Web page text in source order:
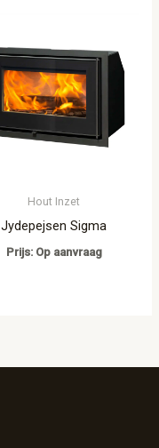
Hout Inzet
Jydepejsen Sigma
Prijs: Op aanvraag